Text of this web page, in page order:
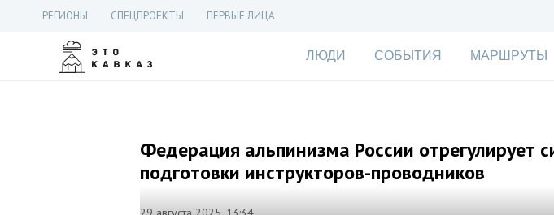
РЕГИОНЫ СПЕЦПРОЕКТЫ ПЕРВЫЕ ЛИЦА
ЛЮДИ СОБЫТИЯ МАРШРУТЫ
Федерация альпинизма России отрегулирует
подготовки инструкторов-проводников